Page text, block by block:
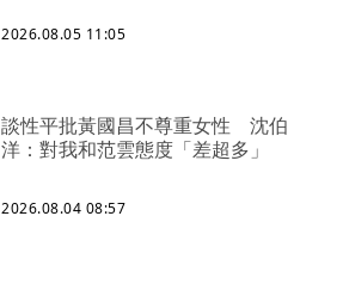
2026.08.05 11:05
談性平批黃國昌不尊重女性 沈伯
洋：對我和范雲態度「差超多」
2026.08.04 08:57